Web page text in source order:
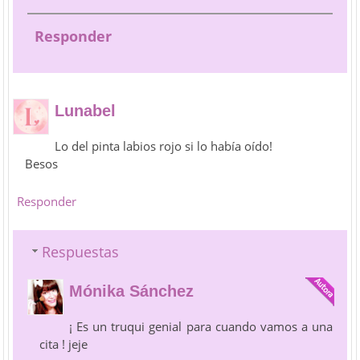
Responder
Lunabel
Lo del pinta labios rojo si lo había oído!
Besos
Responder
Respuestas
Mónika Sánchez
¡ Es un truqui genial para cuando vamos a una
cita ! jeje